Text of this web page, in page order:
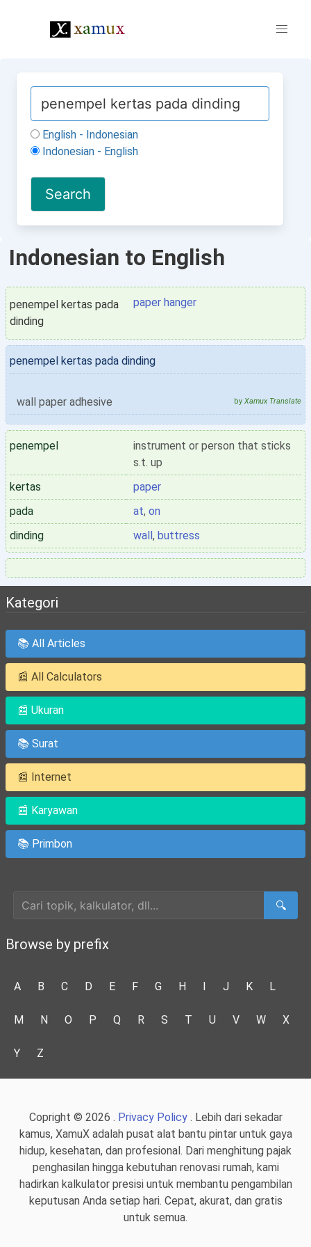
English - Indonesian
Indonesian - English
Indonesian to English
penempel kertas pada
dinding
paper hanger
penempel kertas pada dinding
wall paper adhesive by Xamux Translate
penempel
instrument or person that sticks
s.t. up
kertas
paper
pada
at, on
dinding
wall, buttress
Kategori
📚 All Articles
📰 All Calculators
📰 Ukuran
📚 Surat
📰 Internet
📰 Karyawan
📚 Primbon
🔍
Browse by prefix
A B C D E F G H I J K L
M N O P Q R S T U V W X
Y Z
Copright © 2026 . Privacy Policy. Lebih dari sekadar
kamus, XamuX adalah pusat alat bantu pintar untuk gaya
hidup, kesehatan, dan profesional. Dari menghitung pajak
penghasilan hingga kebutuhan renovasi rumah, kami
hadirkan kalkulator presisi untuk membantu pengambilan
keputusan Anda setiap hari. Cepat, akurat, dan gratis
untuk semua.